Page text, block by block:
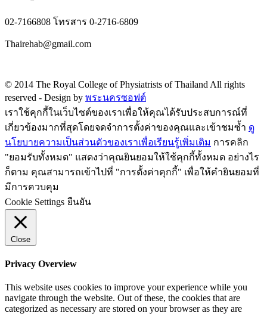
02-7166808 โทรสาร 0-2716-6809
Thairehab@gmail.com
© 2014 The Royal College of Physiatrists of Thailand All rights
reserved - Design by พระนครซอฟต์
เราใช้คุกกี้ในเว็บไซต์ของเราเพื่อให้คุณได้รับประสบการณ์ที่
เกี่ยวข้องมากที่สุดโดยจดจำการตั้งค่าของคุณและเข้าชมซ้ำ ดู
นโยบายความเป็นส่วนตัวของเราเพื่อเรียนรู้เพิ่มเติม การคลิก
"ยอมรับทั้งหมด" แสดงว่าคุณยินยอมให้ใช้คุกกี้ทั้งหมด อย่างไร
ก็ตาม คุณสามารถเข้าไปที่ "การตั้งค่าคุกกี้" เพื่อให้คำยินยอมที่
มีการควบคุม
Cookie Settings ยืนยัน
Close
Privacy Overview
This website uses cookies to improve your experience while you
navigate through the website. Out of these, the cookies that are
categorized as necessary are stored on your browser as they are